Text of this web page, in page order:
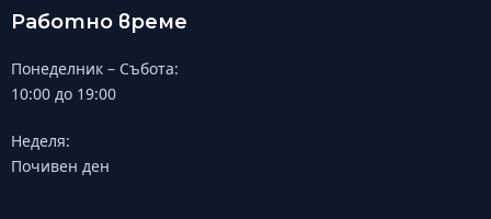
Работно време
Понеделник – Събота:
10:00 до 19:00
Неделя:
Почивен ден